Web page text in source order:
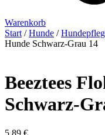
Warenkorb
Start /Hunde /
Hunde Schwarz-Grau 14
Beeztees
Schwarz-
5,89 €